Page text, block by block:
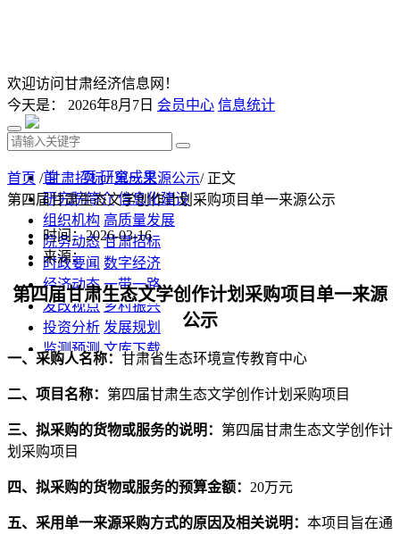
欢迎访问甘肃经济信息网！
今天是： 2026年8月7日 会员中心 信息统计
首 页 研究成果
研究院简介 信息化建设
组织机构 高质量发展
院务动态 甘肃招标
时政要闻 数字经济
经济动态 一带一路
发改视点 乡村振兴
投资分析 发展规划
监测预测 文库下载
首页 /甘肃招标/单一来源公示/ 正文
第四届甘肃生态文学创作计划采购项目单一来源公示
时间：2026-03-16
来源：
第四届甘肃生态文学创作计划采购项目 单一来源
公示
一、采购人名称： 甘肃省生态环境宣传教育中心
二、项目名称： 第四届甘肃生态文学创作计划采购项目
三、拟采购的货物或服务的说明： 第四届甘肃生态文学创作计
划采购项目
四、拟采购的货物或服务的预算金额： 20万元
五、采用单一来源采购方式的原因及相关说明： 本项目旨在通